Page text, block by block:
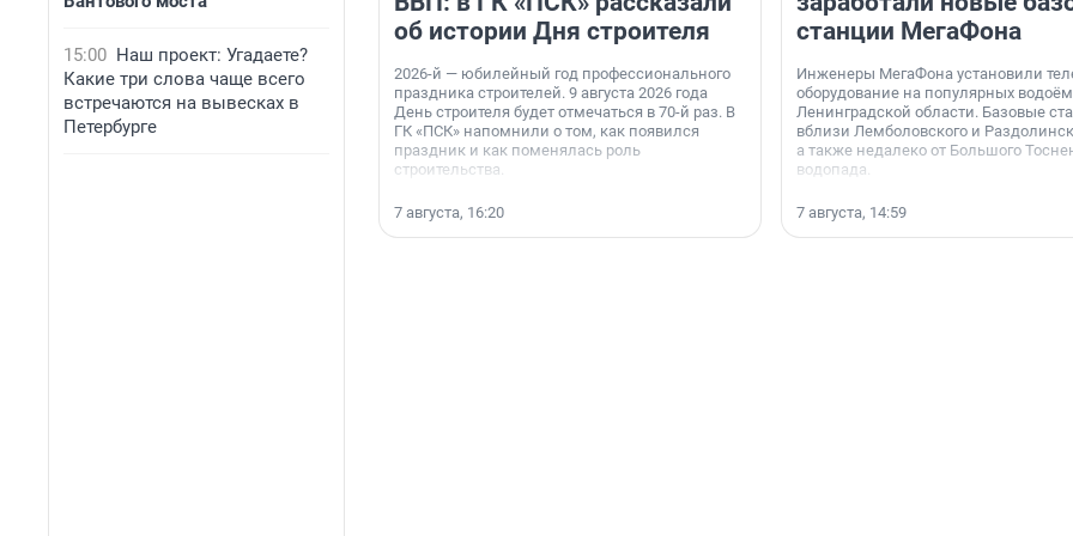
15:00 Наш проект: Угадаете?
Какие три слова чаще всего
встречаются на вывесках в
Петербурге
об истории Дня строителя
2026-й — юбилейный год профессионального
праздника строителей. 9 августа 2026 года
День строителя будет отмечаться в 70-й раз. В
ГК «ПСК» напомнили о том, как появился
праздник и как поменялась роль
строительства.
7 августа, 16:20
станции МегаФона
Инженеры МегаФона установили
оборудование на популярных
Ленинградской области. Базовые
вблизи Лемболовского и
а также недалеко от Большого
водопада.
7 августа, 14:59